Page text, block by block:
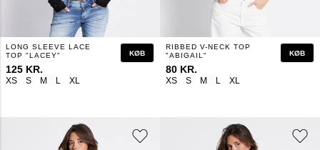
XS S M L XL
LONG SLEEVE LACE
TOP "LACEY"
125 KR.
KØB
XS S M L XL
RIBBED V-NECK TOP
"ABIGAIL"
80 KR.
KØB